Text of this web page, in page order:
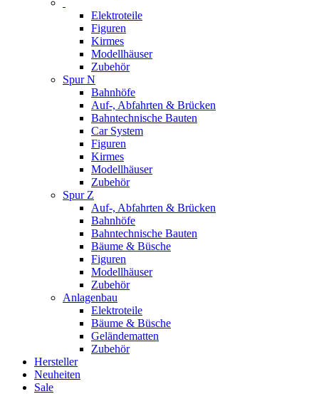
Elektroteile
Figuren
Kirmes
Modellhäuser
Zubehör
Spur N
Bahnhöfe
Auf-, Abfahrten & Brücken
Bahntechnische Bauten
Car System
Figuren
Kirmes
Modellhäuser
Zubehör
Spur Z
Auf-, Abfahrten & Brücken
Bahnhöfe
Bahntechnische Bauten
Bäume & Büsche
Figuren
Modellhäuser
Zubehör
Anlagenbau
Elektroteile
Bäume & Büsche
Geländematten
Zubehör
Hersteller
Neuheiten
Sale